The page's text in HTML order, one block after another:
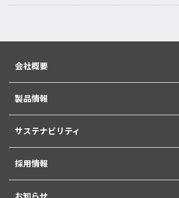
会社概要
製品情報
サステナビリティ
採用情報